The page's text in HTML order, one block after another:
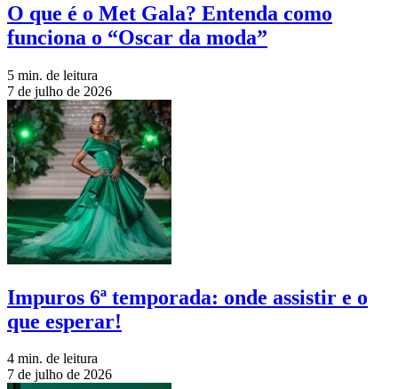
O que é o Met Gala? Entenda como
funciona o “Oscar da moda”
5 min. de leitura
7 de julho de 2026
Impuros 6ª temporada: onde assistir e o
que esperar!
4 min. de leitura
7 de julho de 2026